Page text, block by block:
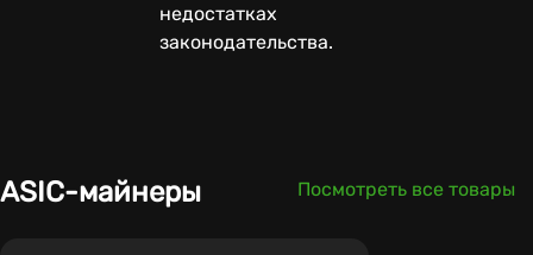
недостатках
законодательства.
ASIC-майнеры Посмотреть все товары